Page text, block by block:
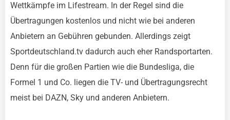
Wettkämpfe im Lifestream. In der Regel sind die
Übertragungen kostenlos und nicht wie bei anderen
Anbietern an Gebühren gebunden. Allerdings zeigt
Sportdeutschland.tv dadurch auch eher Randsportarten.
Denn für die großen Partien wie die Bundesliga, die
Formel 1 und Co. liegen die TV- und Übertragungsrecht
meist bei DAZN, Sky und anderen Anbietern.